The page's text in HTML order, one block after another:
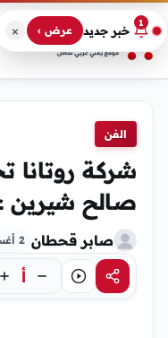
الفن
صالح شيرين
صابر قحطان 2 أغسطس، 2025
مشاركةاستماع أ
1
خبر جديد عرض › ×